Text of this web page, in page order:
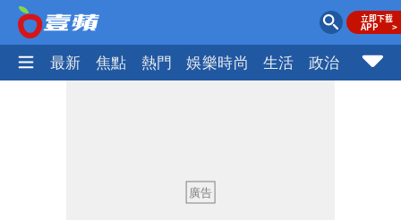
最新 焦點 熱門 娛樂時尚 生活 政治 社會